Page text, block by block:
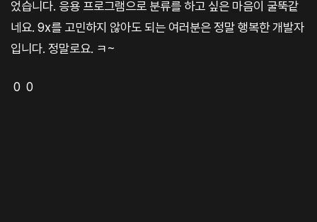
었습니다. 응용 프로그램으로 분류를 하고 싶은 마음이 굴뚝같
네요. 9x를 고민하지 않아도 되는 여러분은 정말 행복한 개발자
입니다. 정말로요. ㅋ~
0 0